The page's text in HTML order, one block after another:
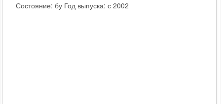
Состояние: бу Год выпуска: с 2002